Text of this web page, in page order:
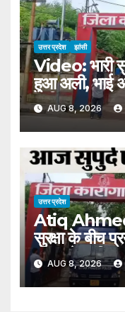
उत्तर प्रदेश झांसी
Video: भारी
हुआ अली, भाई
शामिल
AUG 8, 2026
उत्तर प्रदेश
Atiq
सुरक्षा के बीच
अबान के अंतिम
Atiq
Leaves
AUG 8, 2026